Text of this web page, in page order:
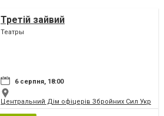
Третій зайвий
Театры
6 серпня, 18:00
Центральний Дім офіцерів Збройних Сил